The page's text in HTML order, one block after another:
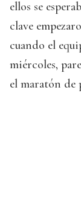
ellos se
clave
cuando el
miércoles,
el maratón de